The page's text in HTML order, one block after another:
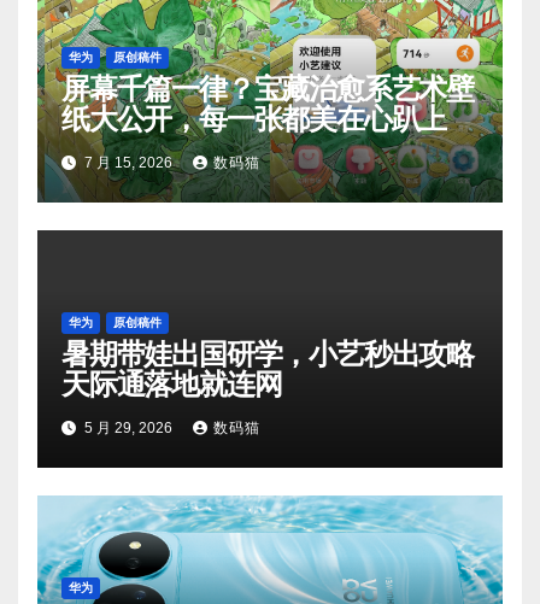
华为 原创稿件
屏幕千篇一律？宝藏治愈系艺术壁
纸大公开，每一张都美在心趴上
7 月 15, 2026 数码猫
华为 原创稿件
暑期带娃出国研学，小艺秒出攻略
天际通落地就连网
5 月 29, 2026 数码猫
华为